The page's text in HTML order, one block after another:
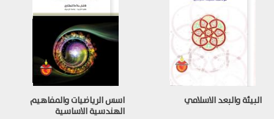
البيئة والبعد الاسلامي
اسس الرياضيات والمفاهيم
الهندسية الاساسية